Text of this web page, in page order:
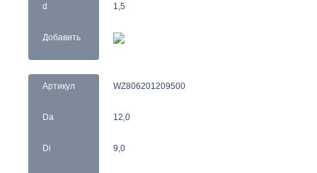
d
Добавить
1,5
Артикул
Da
Di
WZ806201209500
12,0
9,0